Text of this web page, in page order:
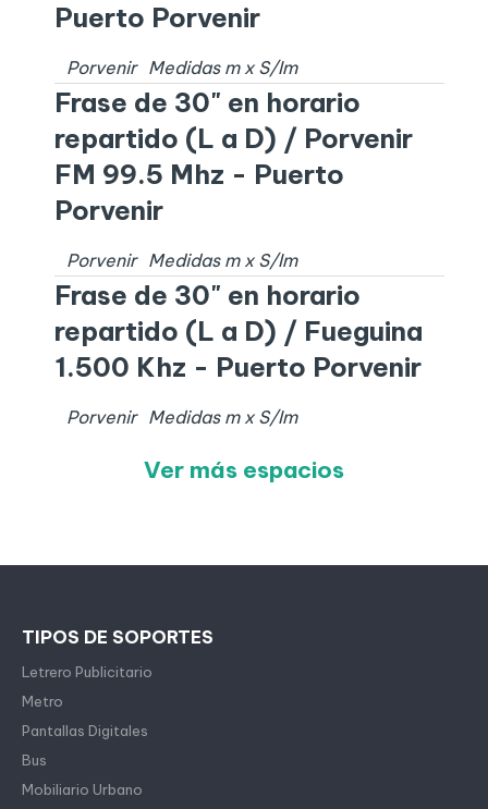
Puerto Porvenir
Porvenir Medidas m x S/Im
Frase de 30" en horario
repartido (L a D) / Porvenir
FM 99.5 Mhz - Puerto
Porvenir
Porvenir Medidas m x S/Im
Frase de 30" en horario
repartido (L a D) / Fueguina
1.500 Khz - Puerto Porvenir
Porvenir Medidas m x S/Im
Ver más espacios
TIPOS DE SOPORTES
Letrero Publicitario
Metro
Pantallas Digitales
Bus
Mobiliario Urbano